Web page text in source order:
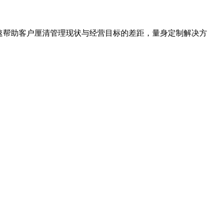
助客户厘清管理现状与经营目标的差距，量身定制解决方